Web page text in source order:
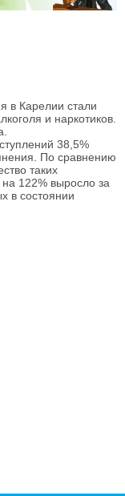
в Карелии стали
и наркотиков.
38,5%
По сравнению
таких
122% выросло за
в состоянии